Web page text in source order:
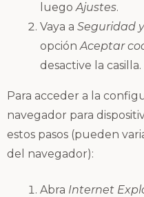
luegoAjustes.
Vaya a Seguridad
opciónAceptar
desactive la casilla.
Para acceder a la
navegador para
estos pasos (pueden
del navegador):
Abra Internet